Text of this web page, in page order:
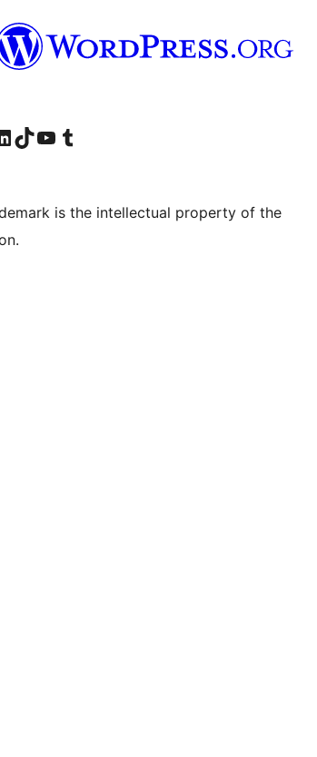
방문하기틱톡 계정 방문하기유튜브 채널 방문하기 텀블러 계정 방문하기
is the intellectual property of the